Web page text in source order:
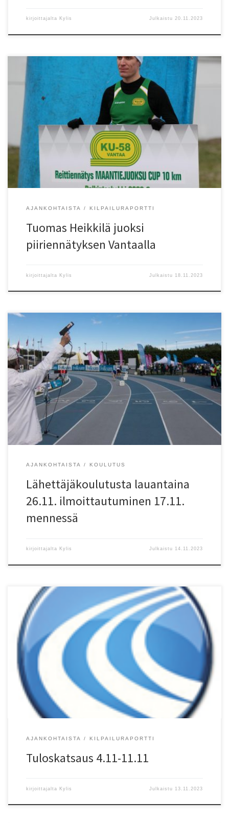
kirjoittajalta Kylis Julkaistu20.11.2023
Kenttäurheilijat-58:n Tuomas Heikkilä juoksi maantiekympin aikaan
29.27. Aika on täsmälleen sama kuin HKV:n Simo Wannaksen
piiriennätys vuodelta 2004. Samalla Heikkilä rikkoi
Maantiejuoksucupin reittiennätyksen 29.48, joka oli Jarkko
Järvenpään nimissä. Reittiennätyksestä tuli myös MK Facaden ja
Rentan reittiennätysbonus. Heikkilän päälaji on suunnistus. Syksyllä
Italiassa hän saavutti EM-pronssia sprinttisuunnistuksessa.
Suunnistuksessa Heikkilä edustaa […]
AJANKOHTAISTA KILPAILURAPORTTI
Tuomas Heikkilä juoksi
piiriennätyksen Vantaalla
kirjoittajalta Kylis Julkaistu 18.11.2023
Lauantaina 26.11. 10.00 – 13.00 Lähettäjäkoulutustilaisuus
Liikuntamyllyssä uusille lähettäjätehtävistä kiinnostuneille
henkilöille. Sopii myös kertauksena aikaisemmin lähettäjänä
toimineille. Ilmoittaudu ennakkoon, 17.11. mennessä:
toimisto@helsy.com Koulutuksen jälkeen mahdollisuus käytännön
harjoitteluun jo samana päivänä Marrashalleissa. Kouluttajina Vesa
Artman ja Simo Lindberg Lisätiedot Juha Kylänpää 0452696300
toimisto@helsy.com
AJANKOHTAISTA KOULUTUS
Lähettäjäkoulutusta lauantaina
26.11. ilmoittautuminen 17.11.
mennessä
kirjoittajalta Kylis Julkaistu 14.11.2023
Maantiejuoksuja on joka viikonloppu ja ulkomailtakin tulee hyvä
tuloksia. Hallikausi alkaa ensi viikonloppuna. 11.11. Lohja,
Talvijuoksusarja 1: M 10 km tiejuoksu/RR 8) Pauli Leinonen (-95)
HelsSu 36.13, 13) Antti Leinonen (-80) (Helsinki) 40.08, 15) Tuomas
Teuri (-75) HelsJuo 40.49. M 5 km tiejuoksu/RR 3) Joni Parviainen
(-95) […]
AJANKOHTAISTA KILPAILURAPORTTI
Tuloskatsaus 4.11-11.11
kirjoittajalta Kylis Julkaistu 13.11.2023